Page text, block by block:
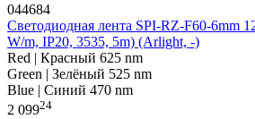
044684
Светодиодная лента SPI-RZ-F60-6mm
W/m, IP20, 3535, 5m) (Arlight, -)
Red | Красный 625 nm
Green | Зелёный 525 nm
Blue | Синий 470 nm
2 09924